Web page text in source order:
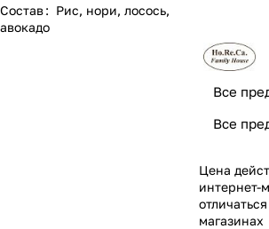
Состав: Рис, нори, лосось,
авокадо
Цена
интернет-
магазинах